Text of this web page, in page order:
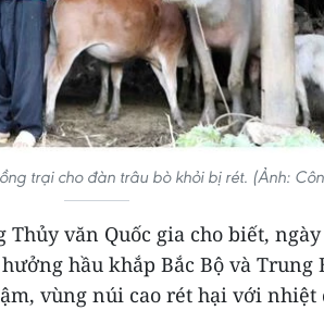
trại cho đàn trâu bò khỏi bị rét. (Ảnh:
văn Quốc gia cho biết,
hầu khắp Bắc Bộ và Trung
vùng núi cao rét hại với nhiệt